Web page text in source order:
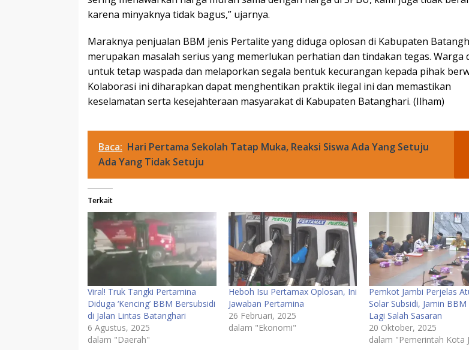
karena minyaknya tidak bagus,” ujarnya.
Maraknya penjualan BBM jenis Pertalite yang diduga oplosan di Kabupaten
merupakan masalah serius yang memerlukan perhatian dan tindakan tegas. Warga
untuk tetap waspada dan melaporkan segala bentuk kecurangan kepada pihak
Kolaborasi ini diharapkan dapat menghentikan praktik ilegal ini dan memastikan
keselamatan serta kesejahteraan masyarakat di Kabupaten Batanghari. (Ilham)
Baca: Hari Pertama Sekolah Tatap Muka, Reaksi Siswa Ada Yang Setuju
Ada Yang Tidak Setuju
Terkait
Viral! Truk Tangki Pertamina
Diduga ‘Kencing’ BBM Bersubsidi
di Jalan Lintas Batanghari
6 Agustus, 2025
dalam "Daerah"
Heboh Isu Pertamax Oplosan, Ini
Jawaban Pertamina
26 Februari, 2025
dalam "Ekonomi"
Pemkot Jambi Perjelas
Solar Subsidi, Jamin
Lagi Salah Sasaran
20 Oktober, 2025
dalam "Pemerintah Kota